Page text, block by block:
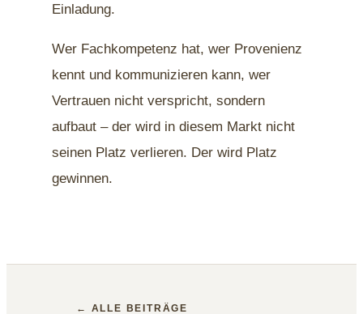
Einladung.
Wer Fachkompetenz hat, wer Provenienz
kennt und kommunizieren kann, wer
Vertrauen nicht verspricht, sondern
aufbaut – der wird in diesem Markt nicht
seinen Platz verlieren. Der wird Platz
gewinnen.
← ALLE BEITRÄGE